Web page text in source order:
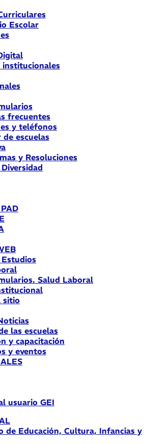
Escolar
institucionales
frecuentes
y teléfonos
de escuelas
y Resoluciones
Salud Laboral
sitio
las escuelas
y capacitación
y eventos
usuario GEI
de Educación, Cultura, Infancias y